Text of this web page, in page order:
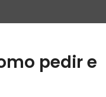
pedir e